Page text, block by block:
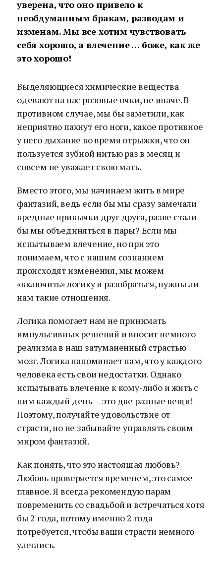
уверена, что оно привело к
необдуманным бракам, разводам и
изменам. Мы все хотим чувствовать
себя хорошо, а влечение … боже, как же
это хорошо!
Выделяющиеся химические вещества
одевают на нас розовые очки, не иначе. В
противном случае, мы бы заметили, как
неприятно пахнут его ноги, какое противное
у него дыхание во время отрыжки, что он
пользуется зубной нитью раз в месяц и
совсем не уважает свою мать.
Вместо этого, мы начинаем жить в мире
фантазий, ведь если бы мы сразу замечали
вредные привычки друг друга, разве стали
бы мы объединяться в пары? Если мы
испытываем влечение, но при это
понимаем, что с нашим сознанием
происходят изменения, мы можем
«включить» логику и разобраться, нужны ли
нам такие отношения.
Логика помогает нам не принимать
импульсивных решений и вносит немного
реализма в наш затуманенный страстью
мозг. Логика напоминает нам, что у каждого
человека есть свои недостатки. Однако
испытывать влечение к кому-либо и жить с
ним каждый день — это две разные вещи!
Поэтому, получайте удовольствие от
страсти, но не забывайте управлять своим
миром фантазий.
Как понять, что это настоящая любовь?
Любовь проверяется временем, это самое
главное. Я всегда рекомендую парам
повременить со свадьбой и встречаться хотя
бы 2 года, потому именно 2 года
потребуется, чтобы ваши страсти немного
улеглись.